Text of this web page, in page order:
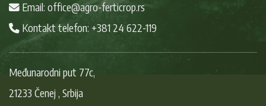
Email: office@agro-ferticrop.rs
Kontakt telefon: +381 24 622-119
Međunarodni put 77c,
21233 Čenej , Srbija